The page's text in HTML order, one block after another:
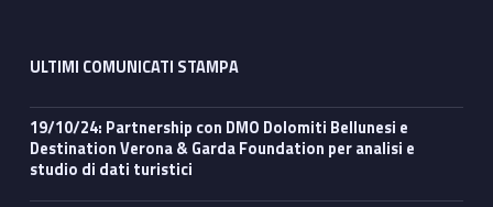
ULTIMI COMUNICATI STAMPA
19/10/24: Partnership con DMO Dolomiti Bellunesi e
Destination Verona & Garda Foundation per analisi e
studio di dati turistici